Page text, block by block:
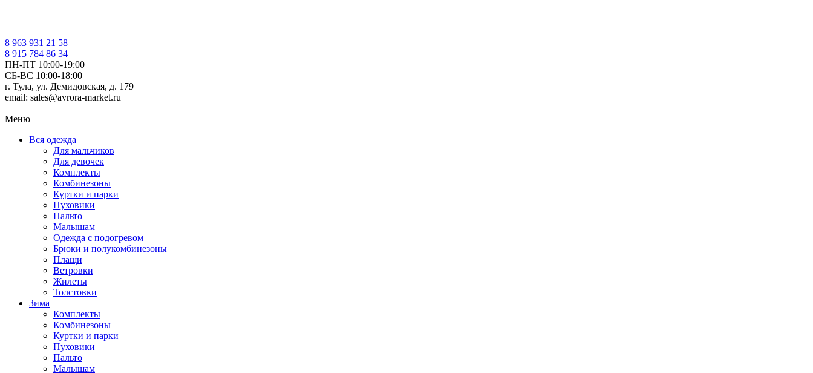
8 963 931 21 58
8 915 784 86 34
ПН-ПТ 10:00-19:00
СБ-ВС 10:00-18:00
г. Тула, ул. Демидовская, д. 179
email: sales@avrora-market.ru
Меню
Вся одежда
Для мальчиков
Для девочек
Комплекты
Комбинезоны
Куртки и парки
Пуховики
Пальто
Малышам
Одежда с подогревом
Брюки и полукомбинезоны
Плащи
Ветровки
Жилеты
Толстовки
Зима
Комплекты
Комбинезоны
Куртки и парки
Пуховики
Пальто
Малышам